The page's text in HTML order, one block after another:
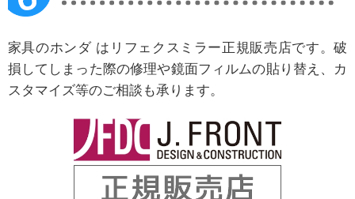
家具のホンダ はリフェクスミラー正規販売店です。破
損してしまった際の修理や鏡面フィルムの貼り替え、カ
スタマイズ等のご相談も承ります。